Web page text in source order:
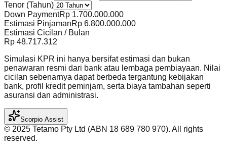
Tenor (Tahun)
Down PaymentRp 1.700.000.000
Estimasi PinjamanRp 6.800.000.000
Estimasi Cicilan / Bulan
Rp 48.717.312
Simulasi KPR ini hanya bersifat estimasi dan bukan
penawaran resmi dari bank atau lembaga pembiayaan. Nilai
cicilan sebenarnya dapat berbeda tergantung kebijakan
bank, profil kredit peminjam, serta biaya tambahan seperti
asuransi dan administrasi.
Scorpio Assist
©️ 2025 Tetamo Pty Ltd (ABN 18 689 780 970). All rights
reserved.